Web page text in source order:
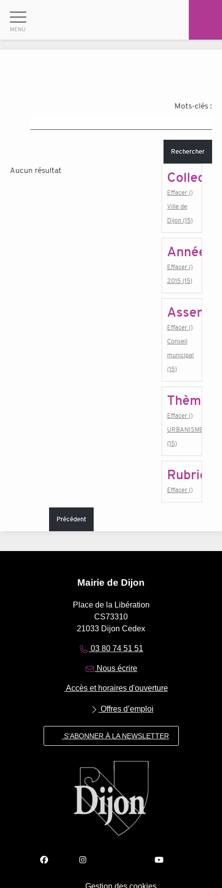
Mots-clés :
Rechercher
Aucun résultat
Effacer ()
Ville de
Dijon (15)
Année
Effacer ()
2015 (15)
Effacer ()
Conseil
municipal
(15)
Thème
Effacer ()
URBANISME
(15)
Rubrique
Effacer ()
Précédent
Mairie de Dijon
Place de la Libération
CS73310
21033 Dijon Cedex
03 80 74 51 51
Nous écrire
Accès et horaires d'ouverture
Offres d’emploi
S'ABONNER À LA NEWSLETTER
Gestion des cookies